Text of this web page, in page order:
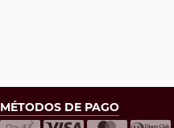
MÉTODOS DE PAGO